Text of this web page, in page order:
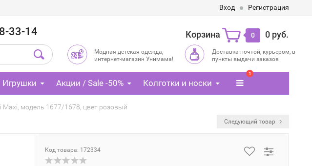
Вход Регистрация
33-14 Корзина 0 0 руб.
Модная детская одежда,
интернет-магазин Унимама!
Доставка почтой, курьером, в
пункты выдачи заказов
Игрушки Акции / Sale -50% Колготки и носки
1
модель 1677/1678, цвет розовый
Следующий товар
Код товара: 172334